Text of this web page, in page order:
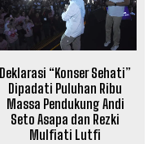
Deklarasi “Konser Sehati”
Dipadati Puluhan Ribu
Massa Pendukung Andi
Seto Asapa dan Rezki
Mulfiati Lutfi